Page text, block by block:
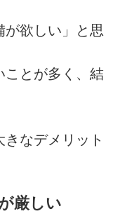
が欲しい」と思
ことが多く、結
なデメリット
厳しい